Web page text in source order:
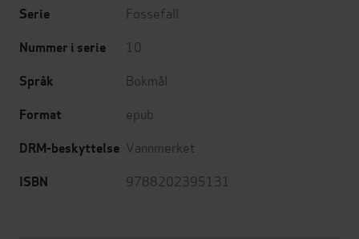
Serie Fossefall
Nummer i serie 10
Språk Bokmål
Format epub
DRM-beskyttelse Vannmerket
ISBN 9788202395131